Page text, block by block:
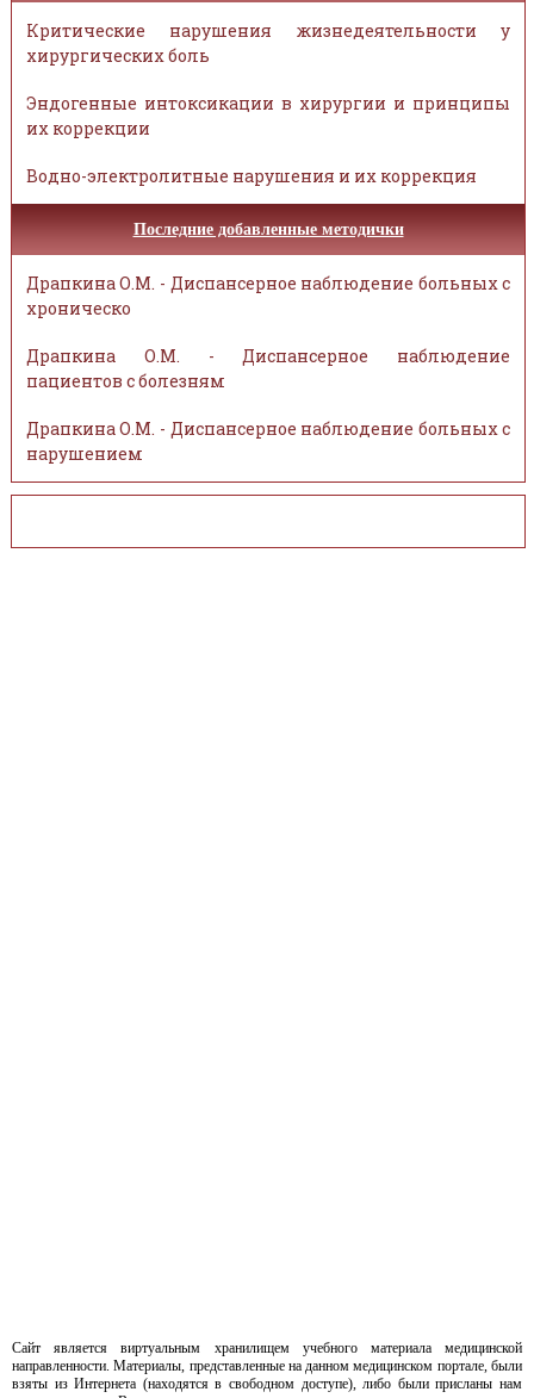
Критические нарушения жизнедеятельности у
хирургических боль
Эндогенные интоксикации в хирургии и принципы
их коррекции
Водно-электролитные нарушения и их коррекция
Последние добавленные методички
Драпкина О.М. - Диспансерное наблюдение больных с
хроническо
Драпкина О.М. - Диспансерное наблюдение
пациентов с болезням
Драпкина О.М. - Диспансерное наблюдение больных с
нарушением
Сайт является виртуальным хранилищем учебного материала медицинской
направленности. Материалы, представленные на данном медицинском портале, были
взяты из Интернета (находятся в свободном доступе), либо были присланы нам